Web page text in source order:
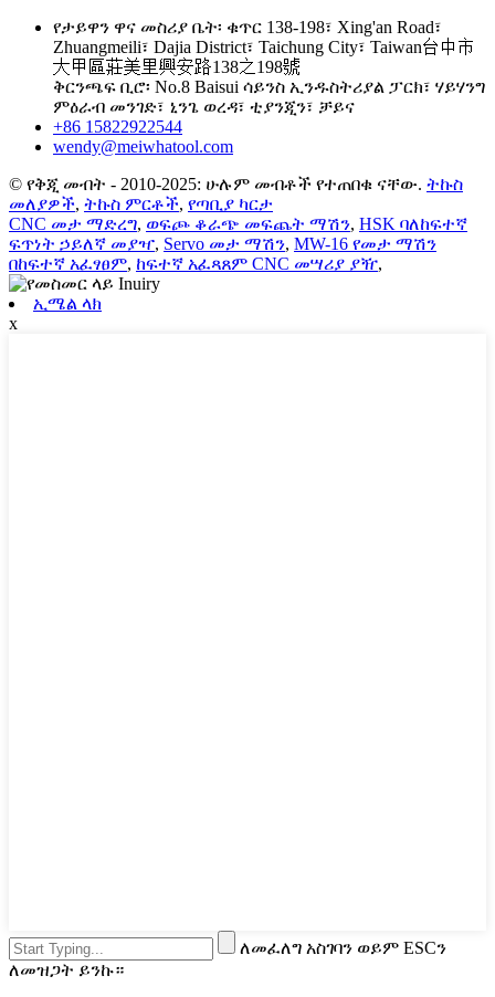
የታይዋን ዋና መስሪያ ቤት፡ ቁጥር 138-198፣ Xing'an Road፣
Zhuangmeili፣ Dajia District፣ Taichung City፣ Taiwan台中市
大甲區莊美里興安路138之198號
ቅርንጫፍ ቢሮ፡ No.8 Baisui ሳይንስ ኢንዱስትሪያል ፓርክ፣ ሃይሃንግ
ምዕራብ መንገድ፣ ኒንጌ ወረዳ፣ ቲያንጂን፣ ቻይና
+86 15822922544
wendy@meiwhatool.com
© የቅጂ መብት - 2010-2025: ሁሉም መብቶች የተጠበቁ ናቸው. ትኩስ
መለያዎች, ትኩስ ምርቶች, የጣቢያ ካርታ
CNC መታ ማድረግ, ወፍጮ ቆራጭ መፍጨት ማሽን, HSK ባለከፍተኛ
ፍጥነት ኃይለኛ መያዣ, Servo መታ ማሽን, MW-16 የመታ ማሽን
በከፍተኛ አፈፃፀም, ከፍተኛ አፈጻጸም CNC መሣሪያ ያዥ,
ኢሜል ላክ
x
ለመፈለግ አስገባን ወይም ESCን
ለመዝጋት ይንኩ።